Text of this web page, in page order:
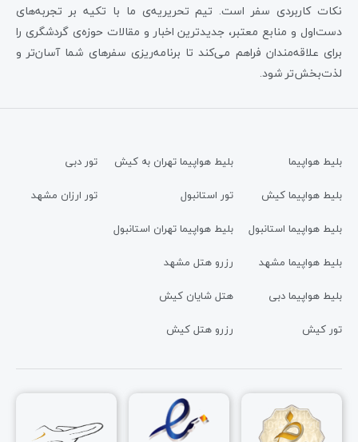
نکات کاربردی سفر است. تیم تحریریه‌ی ما با تکیه بر تجربه‌های
دست‌اول و منابع معتبر، جدیدترین اخبار و مقالات حوزه‌ی گردشگری را
برای علاقه‌مندان فراهم می‌کند تا برنامه‌ریزی سفرهای شما آسان‌تر و
لذت‌بخش‌تر شود.
بلیط هواپیما
بلیط هواپیما کیش
بلیط هواپیما استانبول
بلیط هواپیما مشهد
بلیط هواپیما دبی
تور کیش
بلیط هواپیما تهران به کیش
تور استانبول
بلیط هواپیما تهران استانبول
رزرو هتل مشهد
هتل شایان کیش
رزرو هتل کیش
تور دبی
تور ارزان مشهد